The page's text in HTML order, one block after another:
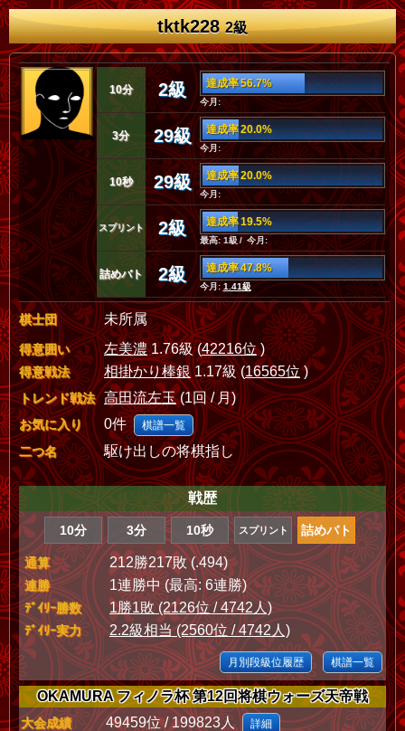
tktk2282級
10分 2級 達成率 56.7%
今月:
3分 29級 達成率 20.0%
今月:
10秒 29級 達成率 20.0%
今月:
スプリント 2級 達成率 19.5%
最高: 1級 / 今月:
詰めバト 2級 達成率 47.8%
今月:1.41級
棋士団 未所属
得意囲い 左美濃1.76級 (42216位)
得意戦法 相掛かり棒銀1.17級 (16565位)
トレンド戦法 高田流左玉(1回 / 月)
お気に入り 0件 棋譜一覧
二つ名 駆け出しの将棋指し
戦歴
10分 3分 10秒 スプリント 詰めバト
通算 212勝217敗 (.494)
連勝 1連勝中 (最高: 6連勝)
ﾃﾞｲﾘｰ勝数 1勝1敗 (2126位 / 4742人)
ﾃﾞｲﾘｰ実力 2.2級相当 (2560位 / 4742人)
月別段級位履歴 棋譜一覧
OKAMURA フィノラ杯 第12回将棋ウォーズ天帝戦
大会成績 49459位 / 199823人 詳細